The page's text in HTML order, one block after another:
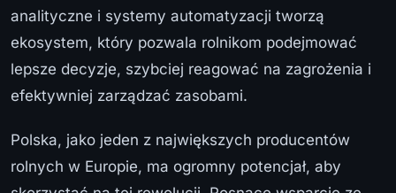
analityczne i systemy automatyzacji tworzą
ekosystem, który pozwala rolnikom podejmować
lepsze decyzje, szybciej reagować na zagrożenia i
efektywniej zarządzać zasobami.
Polska, jako jeden z największych producentów
rolnych w Europie, ma ogromny potencjał, aby